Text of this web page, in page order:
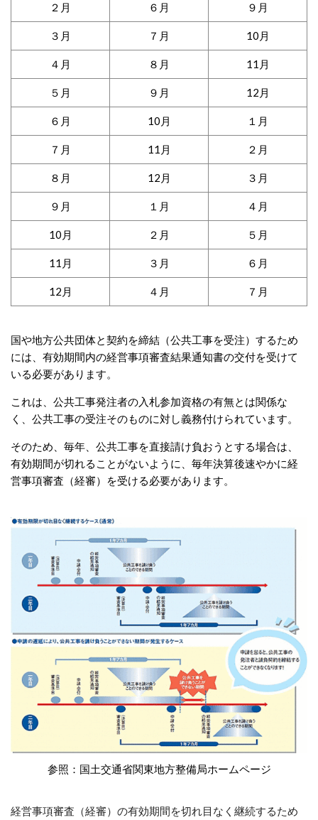
２月 ６月 ９月
３月 ７月 10月
４月 ８月 11月
５月 ９月 12月
６月 10月 １月
７月 11月 ２月
８月 12月 ３月
９月 １月 ４月
10月 ２月 ５月
11月 ３月 ６月
12月 ４月 ７月
国や地方公共団体と契約を締結（公共工事を受注）するため
には、有効期間内の経営事項審査結果通知書の交付を受けて
いる必要があります。
これは、公共工事発注者の入札参加資格の有無とは関係な
く、公共工事の受注そのものに対し義務付けられています。
そのため、毎年、公共工事を直接請け負おうとする場合は、
有効期間が切れることがないように、毎年決算後速やかに経
営事項審査（経審）を受ける必要があります。
参照：国土交通省関東地方整備局ホームページ
経営事項審査（経審）の有効期間を切れ目なく継続するため